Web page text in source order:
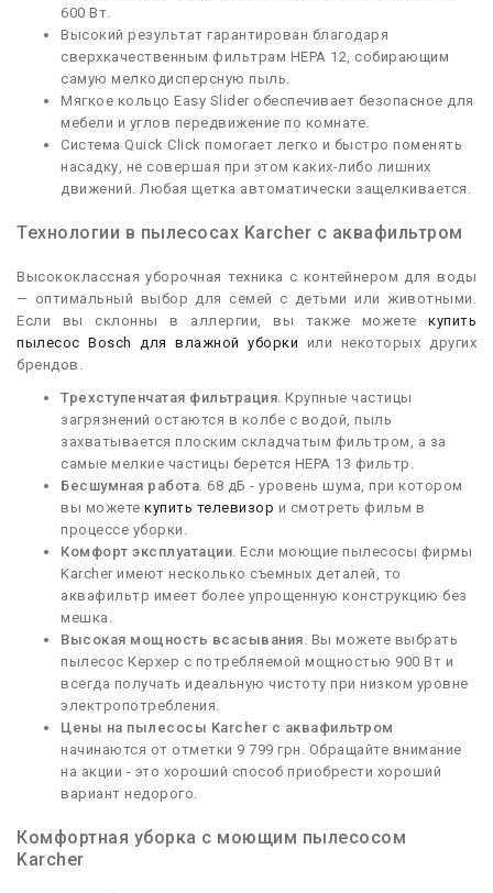
600 Вт.
Высокий результат гарантирован благодаря
сверхкачественным фильтрам НЕРА 12, собирающим
самую мелкодисперсную пыль.
Мягкое кольцо Easy Slider обеспечивает безопасное для
мебели и углов передвижение по комнате.
Система Quick Click помогает легко и быстро поменять
насадку, не совершая при этом каких-либо лишних
движений. Любая щетка автоматически защелкивается.
Технологии в пылесосах Karcher с аквафильтром
Высококлассная уборочная техника с контейнером для воды
— оптимальный выбор для семей с детьми или животными.
Если вы склонны в аллергии, вы также можете купить
пылесос Bosch для влажной уборки или некоторых других
брендов.
Трехступенчатая фильтрация . Крупные частицы
загрязнений остаются в колбе с водой, пыль
захватывается плоским складчатым фильтром, а за
самые мелкие частицы берется НЕРА 13 фильтр.
Бесшумная работа . 68 дБ - уровень шума, при котором
вы можете купить телевизор и смотреть фильм в
процессе уборки.
Комфорт эксплуатации . Если моющие пылесосы фирмы
Karcher имеют несколько съемных деталей, то
аквафильтр имеет более упрощенную конструкцию без
мешка.
Высокая мощность всасывания . Вы можете выбрать
пылесос Керхер с потребляемой мощностью 900 Вт и
всегда получать идеальную чистоту при низком уровне
электропотребления.
Цены на пылесосы Karcher с аквафильтром
начинаются от отметки 9 799 грн. Обращайте внимание
на акции - это хороший способ приобрести хороший
вариант недорого.
Комфортная уборка с моющим пылесосом
Karcher